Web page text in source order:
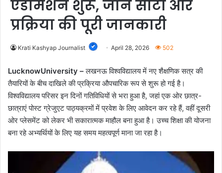
एडमिशन शुरू, जानें सीटों और
प्रक्रिया की पूरी जानकारी
Krati Kashyap Journalist April 28, 2026 502
LucknowUniversity –लखनऊ विश्वविद्यालय में नए शैक्षणिक सत्र की
तैयारियों के बीच दाखिले की प्रक्रिया औपचारिक रूप से शुरू हो गई है।
विश्वविद्यालय परिसर इन दिनों गतिविधियों से भरा हुआ है, जहां एक ओर छात्र-
छात्राएं पोस्ट ग्रेजुएट पाठ्यक्रमों में प्रवेश के लिए आवेदन कर रहे हैं, वहीं दूसरी
ओर प्लेसमेंट को लेकर भी सकारात्मक माहौल बना हुआ है। उच्च शिक्षा की योजना
बना रहे अभ्यर्थियों के लिए यह समय महत्वपूर्ण माना जा रहा है।